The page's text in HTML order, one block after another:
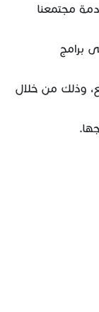
مجتمعنا
برامج
وذلك من خلال